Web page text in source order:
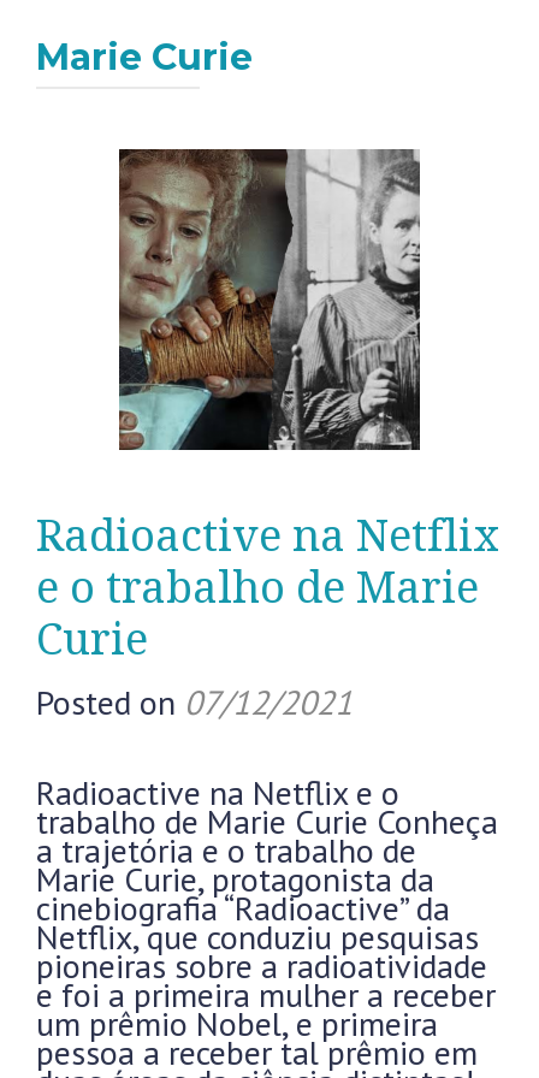
Marie Curie
Radioactive na Netflix
e o trabalho de Marie
Curie
Posted on 07/12/2021
Radioactive na Netflix e o
trabalho de Marie Curie Conheça
a trajetória e o trabalho de
Marie Curie, protagonista da
cinebiografia “Radioactive” da
Netflix, que conduziu pesquisas
pioneiras sobre a radioatividade
e foi a primeira mulher a receber
um prêmio Nobel, e primeira
pessoa a receber tal prêmio em